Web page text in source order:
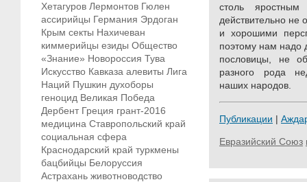
Хетагуров Лермонтов Гюлен
ассирийцы Германия Эрдоган
Крым секты Нахичеван
киммерийцы езиды Общество
«Знание» Новороссия Тува
Искусство Кавказа алевиты Лига
Наций Пушкин духоборы
геноцид Великая Победа
Дербент Греция грант-2016
медицина Ставропольский край
социальная сфера
Краснодарский край туркмены
бацбийцы Белоруссия
Астрахань животноводство
столь
действительно не
и хорошими
поэтому нам надо
пословицы, не
разного рода
наших народов.
Публикации |
Евразийский Союз